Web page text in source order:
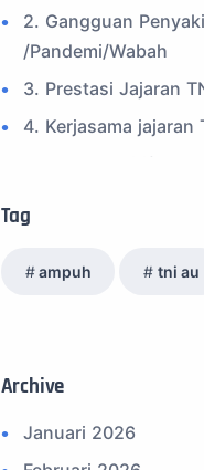
2. Gangguan
/Pandemi/Wabah
3. Prestasi Jajaran
4. Kerjasama jajaran
8. SPAM Sosial Media
11. Info Operasi dan
12. Federasi Aero
13. Satuan Karya
Tag
ampuh tni au
Archive
Januari 2026